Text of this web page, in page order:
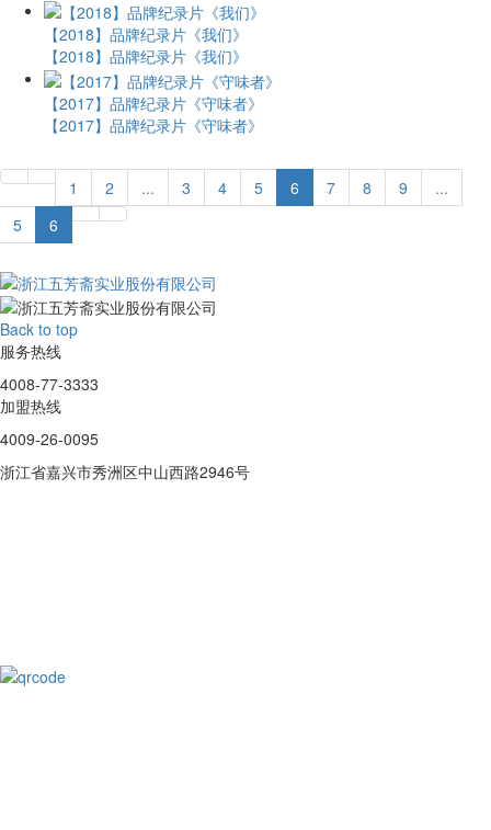
【2018】品牌纪录片《我们》
【2018】品牌纪录片《我们》
【2017】品牌纪录片《守味者》
【2017】品牌纪录片《守味者》
1 2 ... 3 4 5 6 7 8 9
...
5
6
Back to top
服务热线
4008-77-3333
加盟热线
4009-26-0095
浙江省嘉兴市秀洲区中山西路2946号